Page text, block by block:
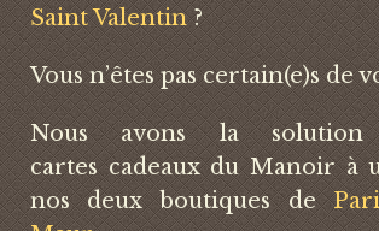
Saint Valentin?
Vous n’êtes pas certain(e)s de
Nous avons la
cartes cadeaux du Manoir à
nos deux boutiques de